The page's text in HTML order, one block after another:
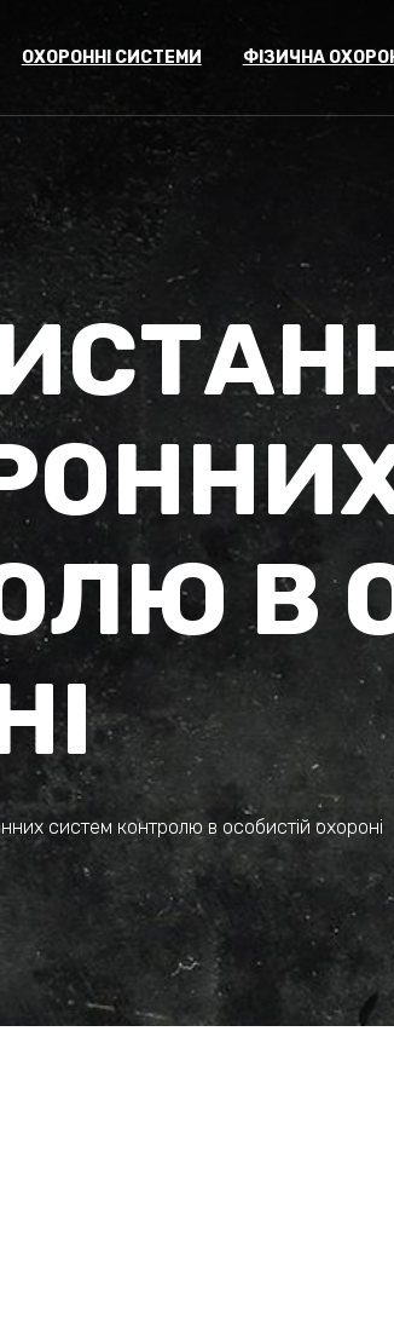
ОХОРОННІ СИСТЕМИ ФІЗИЧНА
В
систем контролю в особистій охороні